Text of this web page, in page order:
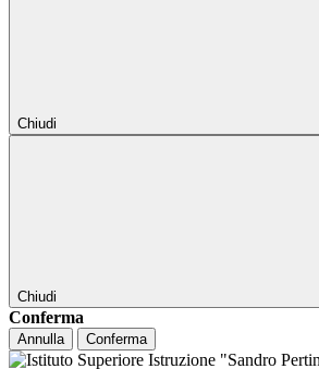
Chiudi
Chiudi
Conferma
Annulla Conferma